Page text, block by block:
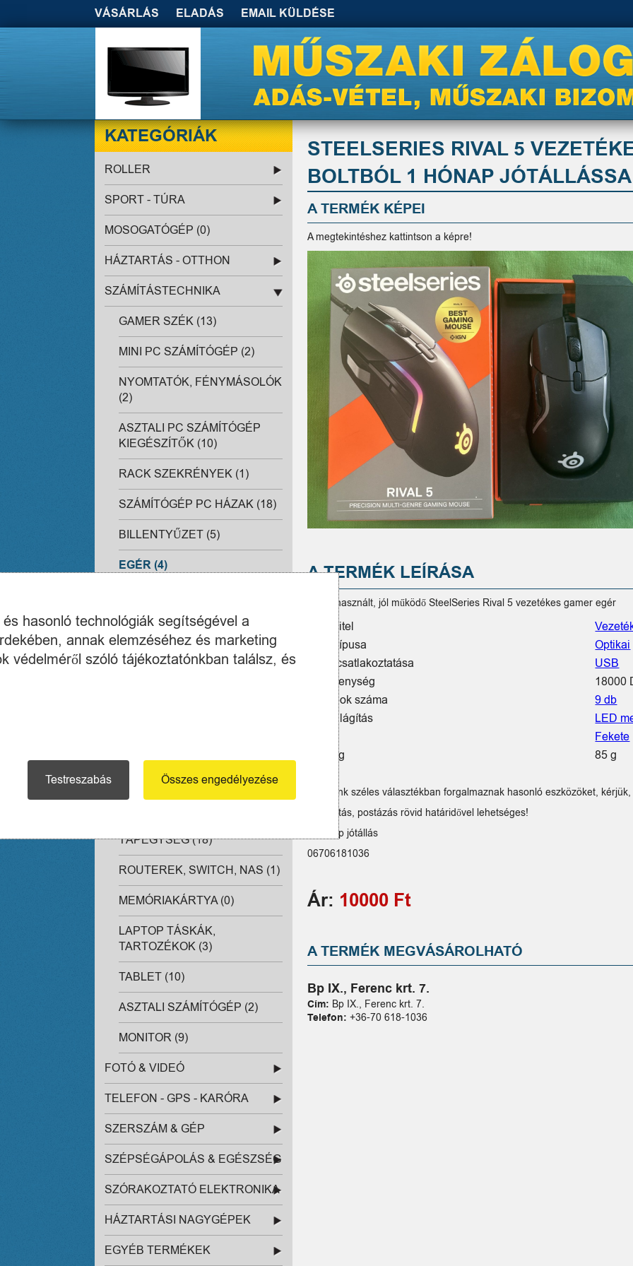
VÁSÁRLÁS ELADÁS EMAIL KÜLDÉSE
KATEGÓRIÁK
ROLLER
SPORT - TÚRA
MOSOGATÓGÉP (0)
HÁZTARTÁS - OTTHON
SZÁMÍTÁSTECHNIKA
GAMER SZÉK (13)
MINI PC SZÁMÍTÓGÉP (2)
NYOMTATÓK, FÉNYMÁSOLÓK
(2)
ASZTALI PC SZÁMÍTÓGÉP
KIEGÉSZÍTŐK (10)
RACK SZEKRÉNYEK (1)
SZÁMÍTÓGÉP PC HÁZAK (18)
BILLENTYŰZET (5)
EGÉR (4)
DIGITALIZÁLÓ TÁBLA,
RAJZTÁBLA (0)
LAPTOP, NOTEBOOK (17)
EGYÉB (2)
TÁPEGYSÉG (18)
ROUTEREK, SWITCH, NAS (1)
MEMÓRIAKÁRTYA (0)
LAPTOP TÁSKÁK,
TARTOZÉKOK (3)
TABLET (10)
ASZTALI SZÁMÍTÓGÉP (2)
MONITOR (9)
FOTÓ & VIDEÓ
TELEFON - GPS - KARÓRA
SZERSZÁM & GÉP
SZÉPSÉGÁPOLÁS & EGÉSZSÉG
SZÓRAKOZTATÓ ELEKTRONIKA
HÁZTARTÁSI NAGYGÉPEK
EGYÉB TERMÉKEK
STEELSERIES RIVAL 5
BOLTBÓL 1 HÓNAP
A TERMÉK KÉPEI
A megtekintéshez kattintson a képre!
A TERMÉK LEÍRÁSA
Eladó használt, jól működő SteelSeries Rival 5 vezetékes gamer egér
Jelátvitel
Egér típusa
Optikai
Egér csatlakoztatása
USB
Érzékenység
18000
Gombok száma
9 db
Megvilágítás
LED
Fekete
Tömeg
85 g
Üzleteink széles választékban forgalmaznak hasonló eszközöket,
Kiszállítás, postázás rövid határidővel lehetséges!
1 hónap jótállás
06706181036
Ár: 10000 Ft
A TERMÉK MEGVÁSÁROLHATÓ
Bp IX., Ferenc krt. 7.
Cím: Bp IX., Ferenc krt. 7.
Telefon:+36-70 618-1036
hasonló technológiák segítségével a
annak elemzéséhez és marketing
védelméről szóló tájékoztatónkban találsz, és
Testreszabás Összes engedélyezése